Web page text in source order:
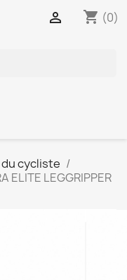
shopping_cart (0)

cycliste
ELITE LEGGRIPPER